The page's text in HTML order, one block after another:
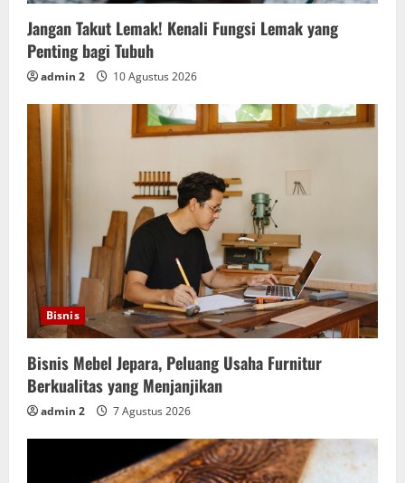
Jangan Takut Lemak! Kenali Fungsi Lemak yang
Penting bagi Tubuh
admin 2 10 Agustus 2026
Bisnis
Bisnis Mebel Jepara, Peluang Usaha Furnitur
Berkualitas yang Menjanjikan
admin 2 7 Agustus 2026